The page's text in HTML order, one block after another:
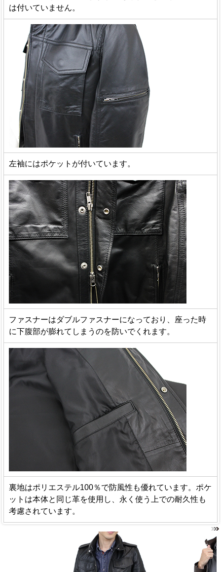
は付いていません。
左袖にはポケットが付いています。
ファスナーはダブルファスナーになっており、座った時
に下腹部が膨れてしまうのを防いでくれます。
裏地はポリエステル100％で防風性も優れています。ポケ
ットは本体と同じ革を使用し、永く使う上での耐久性も
考慮されています。